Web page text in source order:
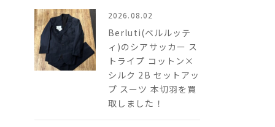
2026.08.02
Berluti(ベルルッテ
ィ)のシアサッカー ス
トライプ コットン×
シルク 2B​ セットアッ
プ スーツ 本切羽を買
取しました！